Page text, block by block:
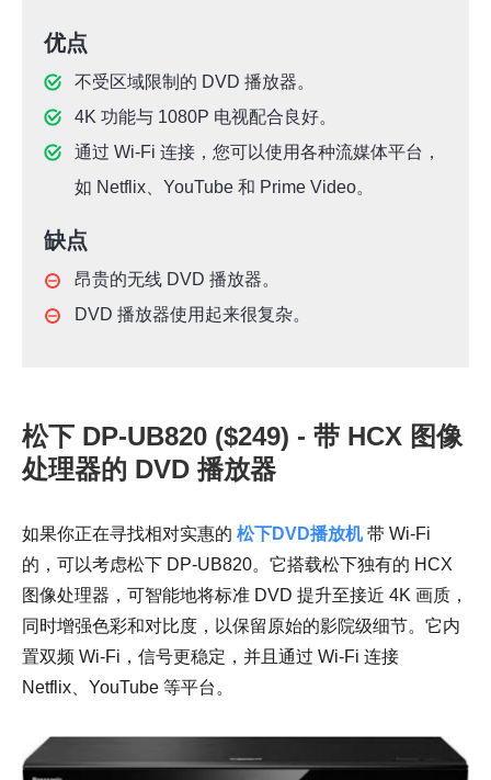
优点
不受区域限制的 DVD 播放器。
4K 功能与 1080P 电视配合良好。
通过 Wi-Fi 连接，您可以使用各种流媒体平台，
如 Netflix、YouTube 和 Prime Video。
缺点
昂贵的无线 DVD 播放器。
DVD 播放器使用起来很复杂。
松下 DP-UB820 ($249) - 带 HCX 图像
处理器的 DVD 播放器
如果你正在寻找相对实惠的 松下DVD播放机带 Wi-Fi
的，可以考虑松下 DP-UB820。它搭载松下独有的 HCX
图像处理器，可智能地将标准 DVD 提升至接近 4K 画质，
同时增强色彩和对比度，以保留原始的影院级细节。它内
置双频 Wi-Fi，信号更稳定，并且通过 Wi-Fi 连接
Netflix、YouTube 等平台。